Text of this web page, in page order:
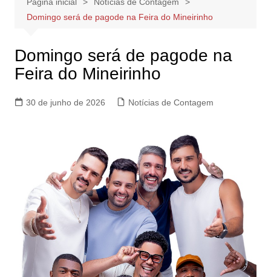
Domingo será de pagode na Feira do Mineirinho
Domingo será de pagode na
Feira do Mineirinho
30 de junho de 2026 Notícias de Contagem